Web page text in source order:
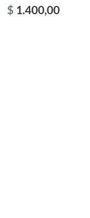
$ 1.400,00